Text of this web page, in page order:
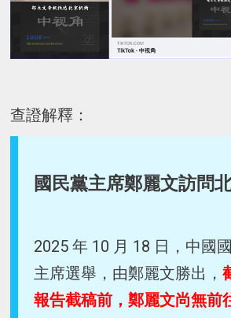
查證解釋：
國民黨主席鄭麗文訪問
2025 年 10 月 18 日，中國
主席選舉，由鄭麗文勝出，
報告截稿前，鄭麗文尚無前